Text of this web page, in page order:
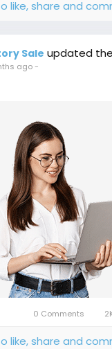
like, share and
Sale updated
ago-
0 Comments
like, share and